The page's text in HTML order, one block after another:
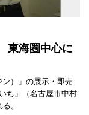
東海圏中心に
）」の展示・即売
ち」（名古屋市中村
。